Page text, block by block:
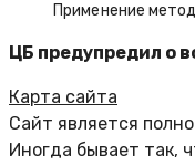
Применение
ЦБ предупредил о
Карта сайта
Сайт является
Иногда бывает так,